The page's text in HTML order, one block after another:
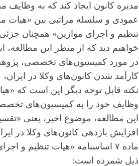
مدیره کانون ایجاد کند که به
عمودی و سلسله مراتبی بین «هیات
تنظیم و اجرای موازین» همچنان
خواهیم دید که از منظر این
در مورد کمیسیون‌های تخصصی،
کارآمد شدن کانون‌های وکلا در
نکته قابل توجه دیگر این است که
وظایف خود را به کمیسیون‌های
افزایش بازدهی کانون‌های وکلا در
ماده ۷ اساسنامه «هیات تنظیم و
ذیل شمرده است: